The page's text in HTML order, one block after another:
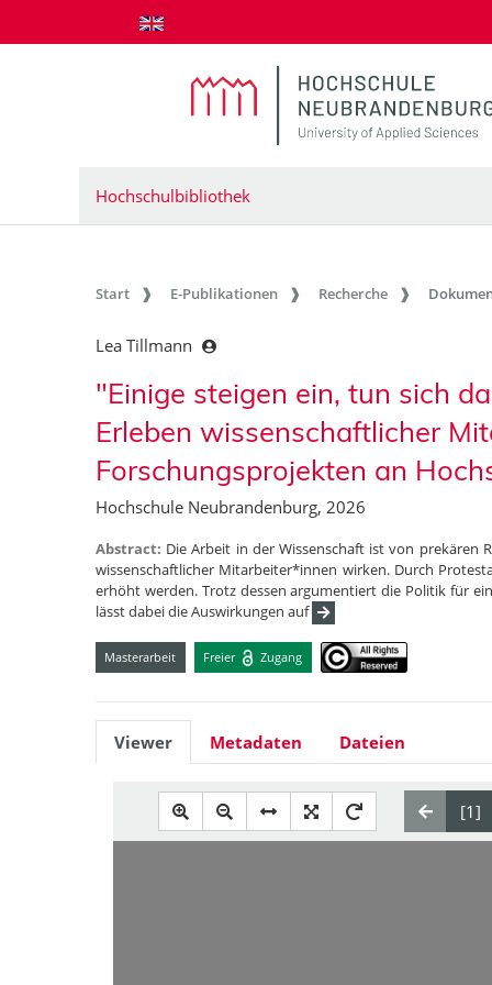
zum Inhalt springen
Hochschulbibliothek
Start E-Publikationen Recherche
Lea Tillmann
"Einige steigen ein, tun sich
Erleben wissenschaftlicher
Forschungsprojekten an
Hochschule Neubrandenburg, 2026
Abstract: Die Arbeit in der Wissenschaft ist von prekären
wissenschaftlicher Mitarbeiter*innen wirken. Durch
erhöht werden. Trotz dessen argumentiert die Politik für
lässt dabei die Auswirkungen auf
Masterarbeit Freier Zugang
Viewer Metadaten Dateien